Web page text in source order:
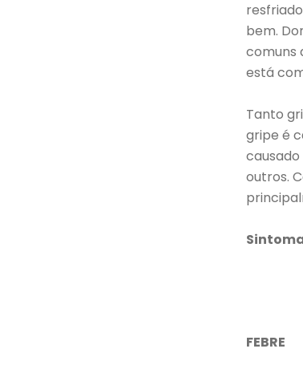
bem.
comuns
está
Tanto
gripe é
outros.
FEBRE
SAIBA